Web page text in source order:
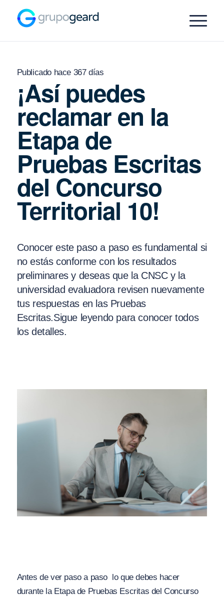
Publicado hace 367 días
¡Así puedes
reclamar en la
Etapa de
Pruebas Escritas
del Concurso
Territorial 10!
Conocer este paso a paso es fundamental si
no estás conforme con los resultados
preliminares y deseas que la CNSC y la
universidad evaluadora revisen nuevamente
tus respuestas en las Pruebas
Escritas.Sigue leyendo para conocer todos
los detalles.
Antes de ver paso a paso lo que debes hacer
durante la Etapa de Pruebas Escritas del Concurso